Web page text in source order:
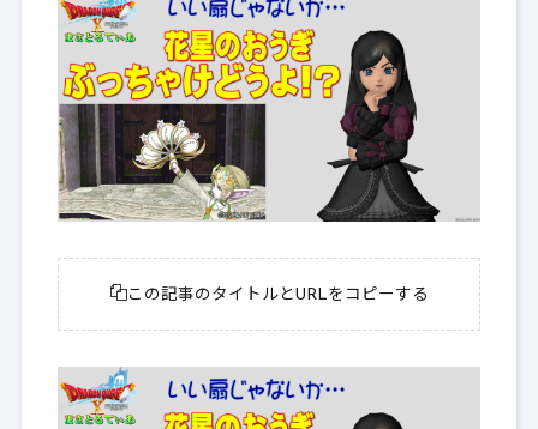
この記事のタイトルとURLをコピーする